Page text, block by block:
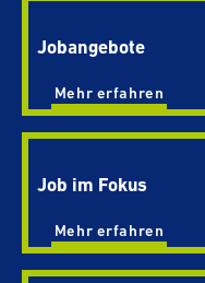
Joban­ge­bote
Mehr erfahren
Job im Fokus
Mehr erfahren